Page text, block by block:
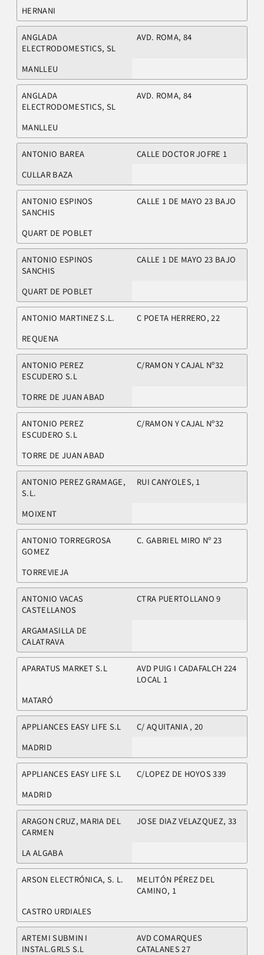
HERNANI
ANGLADA
ELECTRODOMESTICS, SL
AVD. ROMA, 84
MANLLEU
ANGLADA
ELECTRODOMESTICS, SL
AVD. ROMA, 84
MANLLEU
ANTONIO BAREA
CALLE DOCTOR JOFRE 1
CULLAR BAZA
ANTONIO ESPINOS
SANCHIS
CALLE 1 DE MAYO 23 BAJO
QUART DE POBLET
ANTONIO ESPINOS
SANCHIS
CALLE 1 DE MAYO 23 BAJO
QUART DE POBLET
ANTONIO MARTINEZ S.L.
C POETA HERRERO, 22
REQUENA
ANTONIO PEREZ
ESCUDERO S.L
C/RAMON Y CAJAL Nº32
TORRE DE JUAN ABAD
ANTONIO PEREZ
ESCUDERO S.L
C/RAMON Y CAJAL Nº32
TORRE DE JUAN ABAD
ANTONIO PEREZ GRAMAGE,
S.L.
RUI CANYOLES, 1
MOIXENT
ANTONIO TORREGROSA
GOMEZ
C. GABRIEL MIRO Nº 23
TORREVIEJA
ANTONIO VACAS
CASTELLANOS
CTRA PUERTOLLANO 9
ARGAMASILLA DE
CALATRAVA
APARATUS MARKET S.L
AVD PUIG I CADAFALCH 224
LOCAL 1
MATARÓ
APPLIANCES EASY LIFE S.L
C/ AQUITANIA , 20
MADRID
APPLIANCES EASY LIFE S.L
C/LOPEZ DE HOYOS 339
MADRID
ARAGON CRUZ, MARIA DEL
CARMEN
JOSE DIAZ VELAZQUEZ, 33
LA ALGABA
ARSON ELECTRÓNICA, S. L.
MELITÓN PÉREZ DEL
CAMINO, 1
CASTRO URDIALES
ARTEMI SUBMIN I
INSTAL.GRLS S.L
AVD COMARQUES
CATALANES 27